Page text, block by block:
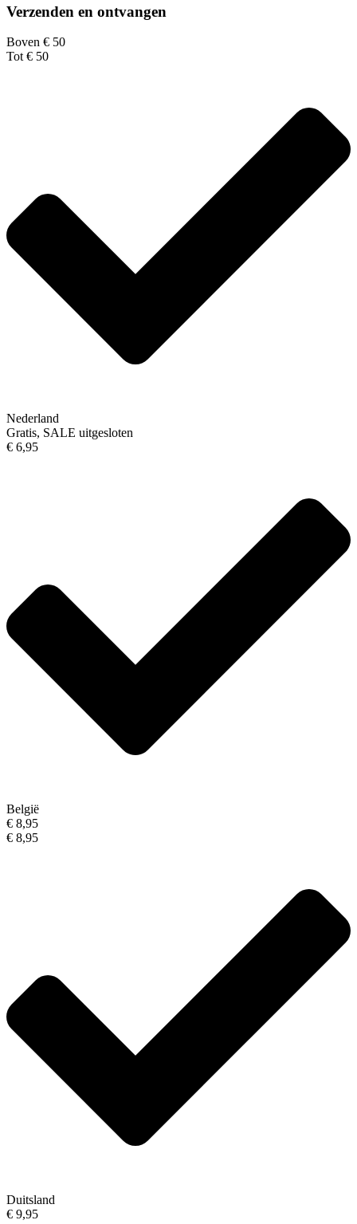
Verzenden en ontvangen
Boven € 50
Tot € 50
Nederland
Gratis, SALE uitgesloten
€ 6,95
België
€ 8,95
€ 8,95
Duitsland
€ 9,95